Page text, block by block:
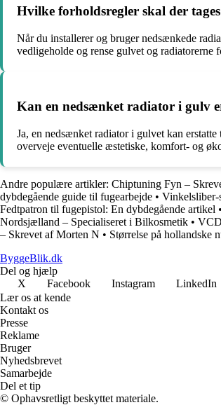
Hvilke forholdsregler skal der
Når du installerer og bruger nedsænkede
vedligeholde og rense gulvet og
Kan en nedsænket radiator i gulv
Ja, en nedsænket radiator i gulvet kan
overveje eventuelle æstetiske, komfort- og
Andre populære artikler: Chiptuning Fyn –
dybdegående guide til fugearbejde • Vinkelsliber-
Fedtpatron til fugepistol: En dybdegående artikel •
Nordsjælland – Specialiseret i Bilkosmetik •
– Skrevet af Morten N • Størrelse på hollandske
ByggeBlik.dk
Del og hjælp
X
Facebook Instagram LinkedIn
Lær os at kende
Kontakt os
Presse
Reklame
Bruger
Nyhedsbrevet
Samarbejde
Del et tip
© Ophavsretligt beskyttet materiale.